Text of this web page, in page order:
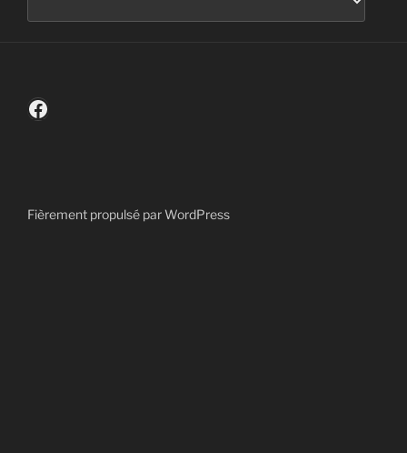
Facebook
Fièrement propulsé par WordPress